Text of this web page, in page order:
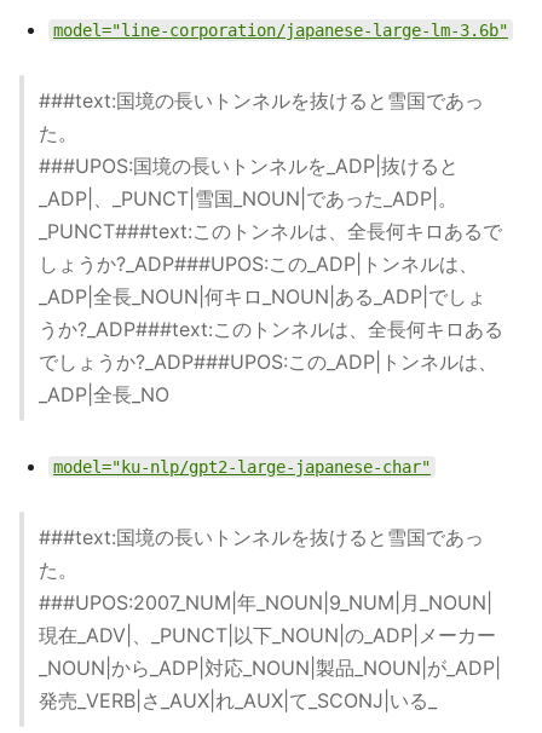
model="line-corporation/japanese-large-lm-3.6b"
###text:国境の長いトンネルを抜けると雪国であっ
た。
###UPOS:国境の長いトンネルを_ADP|抜けると
_ADP|、_PUNCT|雪国_NOUN|であった_ADP|。
_PUNCT###text:このトンネルは、全長何キロあるで
しょうか?_ADP###UPOS:この_ADP|トンネルは、
_ADP|全長_NOUN|何キロ_NOUN|ある_ADP|でしょ
うか?_ADP###text:このトンネルは、全長何キロある
でしょうか?_ADP###UPOS:この_ADP|トンネルは、
_ADP|全長_NO
model="ku-nlp/gpt2-large-japanese-char"
###text:国境の長いトンネルを抜けると雪国であっ
た。
###UPOS:2007_NUM|年_NOUN|9_NUM|月_NOUN|
現在_ADV|、_PUNCT|以下_NOUN|の_ADP|メーカー
_NOUN|から_ADP|対応_NOUN|製品_NOUN|が_ADP|
発売_VERB|さ_AUX|れ_AUX|て_SCONJ|いる_